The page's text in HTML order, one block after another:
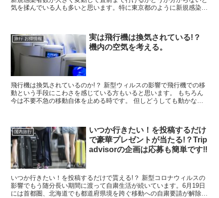
気を揉んでいる人も多いと思います。特に東京都のように新規感染者
旅行 お得情報
実は飛行機は換気されている!？
機内の空気を考える。
飛行機は換気されているのか!？ 新型ウィルスの影響で飛行機での移
動という手段にこわさを感じている方もいると思います。 もちろん
今は不要不急の移動自体を止める時です。 但しどうしても動かなけ
国内旅行
いつか行きたい！を投稿するだけ
で豪華プレゼントが当たる!？Trip
advisorの企画は応募も簡単です‼
いつか行きたい！を投稿するだけで貰える!？ 新型コロナウィルスの
影響でもう随分長い期間に渡って自粛生活が続いています。6月19日
には首都圏、北海道でも都道府県境を跨ぐ移動への自粛要請が解除さ